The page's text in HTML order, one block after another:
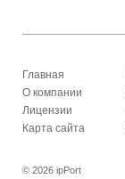
Главная
О компании
Лицензии
Карта сайта
© 2026 ipPort